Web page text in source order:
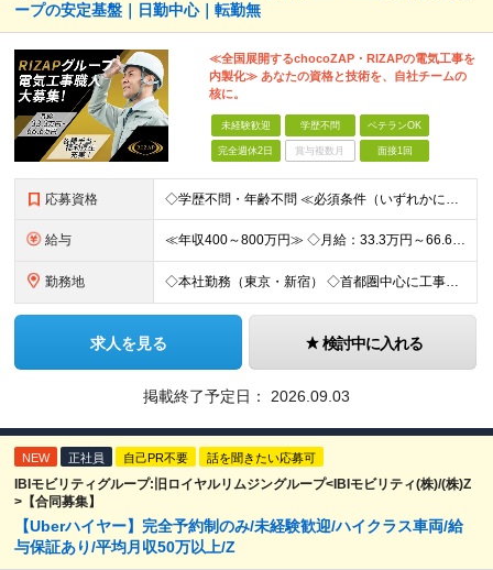
ープの安定基盤｜日勤中心｜転勤無
≪全国展開するchocoZAP・RIZAPの電気工事を
内製化≫ あなたの資格と技術を、自社チームの
核に。
未経験歓迎 学歴不問 ベテランOK
完全週休2日 賞与複数月 面接1回
応募資格 ◇学歴不問・年齢不問 ≪必須条件（いずれかに該当する方）≫ ・第二種電気工事士以上の有資格者 ・電気工事の実務経験がある方（目安1年以上／店舗・オフィス・工場など業態不問） ※「資格はこれから取り
給与 ≪年収400～800万円≫ ◇月給：33.3万円～66.6万円 ◇残業代別途全額支給 ◇昇給年2回（実力次第でスピード昇給可能） スキル・経験に応じた評価制度 ￣￣￣￣￣￣￣￣￣￣￣￣￣ 新規事業の
勤務地 ◇本社勤務（東京・新宿） ◇首都圏中心に工事を担当 【勤務地】 東京都新宿区西新宿8-17-1 住友不動産新宿グランドタワー36F 【アクセス】 ・東京メトロ丸ノ内線「西新宿駅」徒歩3分 ・JR「
求人を見る 検討中に入れる
掲載終了予定日： 2026.09.03
NEW 正社員 自己PR不要 話を聞きたい応募可
IBIモビリティグループ:旧ロイヤルリムジングループ<IBIモビリティ(株)/(株)Z
>【合同募集】
【Uberハイヤー】完全予約制のみ/未経験歓迎/ハイクラス車両/給
与保証あり/平均月収50万以上/Z